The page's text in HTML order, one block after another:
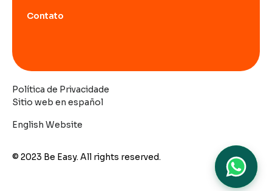
Contato
© 2023 Be Easy. All rights reserved.
Sitio web en español
English Website
Política de Privacidade